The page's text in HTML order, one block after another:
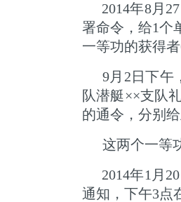
2014年8月
署命令，给1个
一等功的获得
9月2日下午
队潜艇××支队
的通令，分别
这两个一等
2014年1月
通知，下午3点